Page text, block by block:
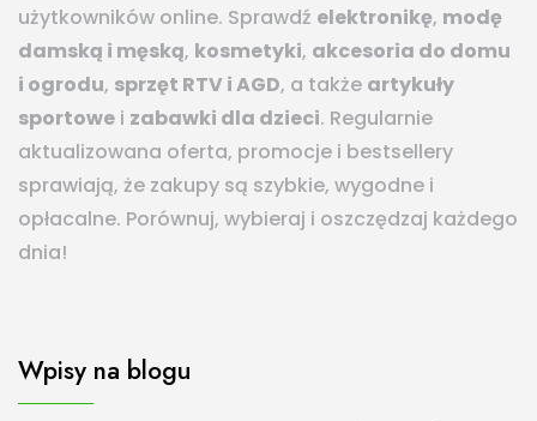
użytkowników online. Sprawdź elektronikę, modę
damską i męską, kosmetyki, akcesoria do domu
i ogrodu, sprzęt RTV i AGD, a także artykuły
sportowe i zabawki dla dzieci. Regularnie
aktualizowana oferta, promocje i bestsellery
sprawiają, że zakupy są szybkie, wygodne i
opłacalne. Porównuj, wybieraj i oszczędzaj każdego
dnia!
Wpisy na blogu